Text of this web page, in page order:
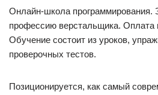
Онлайн-школа программирования.
профессию верстальщика. Оплата
Обучение состоит из уроков,
проверочных тестов.
Позиционируется, как самый